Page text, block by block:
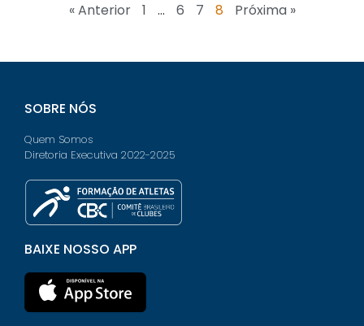
« Anterior 1 … 6 7 8 Próxima »
SOBRE NÓS
Quem Somos
Diretoria Executiva 2022-2025
BAIXE NOSSO APP